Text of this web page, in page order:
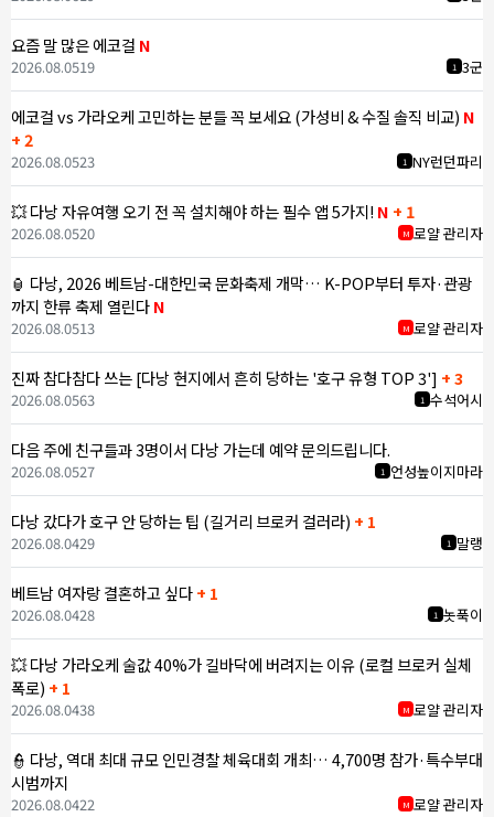
요즘 말 많은 에코걸 N
1 3군
2026.08.0519
에코걸 vs 가라오케 고민하는 분들 꼭 보세요 (가성비 & 수질 솔직 비교) N
+ 2
1 NY런던파리
2026.08.0523
💥 다낭 자유여행 오기 전 꼭 설치해야 하는 필수 앱 5가지! N + 1
M 로얄 관리자
2026.08.0520
🏮 다낭, 2026 베트남-대한민국 문화축제 개막… K-POP부터 투자·관광
까지 한류 축제 열린다N
M 로얄 관리자
2026.08.0513
진짜 참다참다 쓰는 [다낭 현지에서 흔히 당하는 '호구 유형 TOP 3'] + 3
1 수석어시
2026.08.0563
다음 주에 친구들과 3명이서 다낭 가는데 예약 문의드립니다.
1 언성높이지마라
2026.08.0527
다낭 갔다가 호구 안 당하는 팁 (길거리 브로커 걸러라) + 1
1 말랭
2026.08.0429
베트남 여자랑 결혼하고 싶다+ 1
1 놋푹이
2026.08.0428
💥 다낭 가라오케 술값 40%가 길바닥에 버려지는 이유 (로컬 브로커 실체
폭로) + 1
M 로얄 관리자
2026.08.0438
👮 다낭, 역대 최대 규모 인민경찰 체육대회 개최… 4,700명 참가·특수부대
시범까지
M 로얄 관리자
2026.08.0422